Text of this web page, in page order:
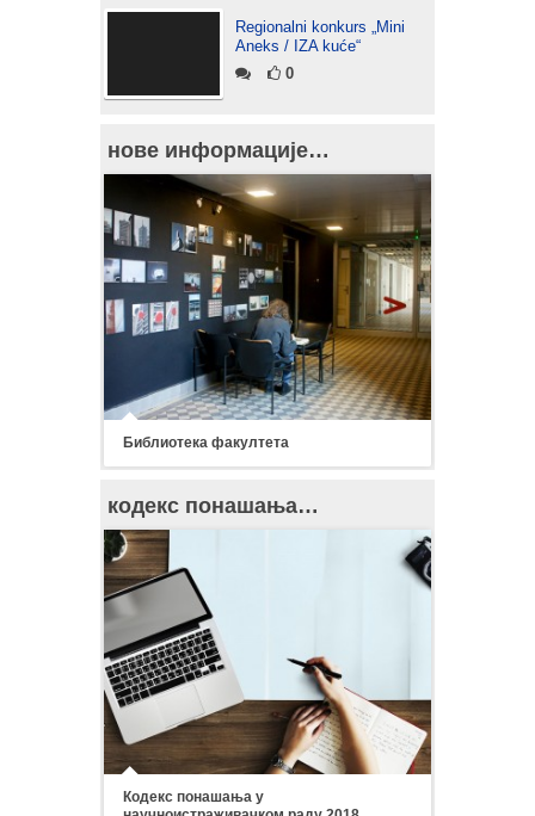
Regionalni konkurs „Mini
Aneks / IZA kuće“
0
нове информације…
Библиотека факултета
кодекс понашања…
Кодекс понашања у